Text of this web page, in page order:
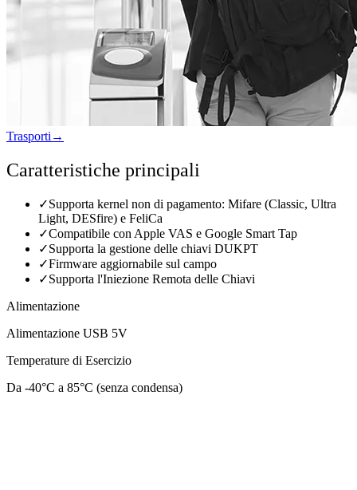
Trasporti →
Caratteristiche principali
✓Supporta kernel non di pagamento: Mifare (Classic, Ultra
Light, DESfire) e FeliCa
✓Compatibile con Apple VAS e Google Smart Tap
✓Supporta la gestione delle chiavi DUKPT
✓Firmware aggiornabile sul campo
✓Supporta l'Iniezione Remota delle Chiavi
Alimentazione
Alimentazione USB 5V
Temperature di Esercizio
Da -40°C a 85°C (senza condensa)